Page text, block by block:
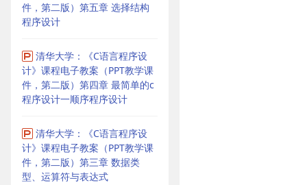
件，第二版）第五章 选择结构
程序设计
清华大学：《C语言程序设
计》课程电子教案（PPT教学课
件，第二版）第四章 最简单的c
程序设计一顺序程序设计
清华大学：《C语言程序设
计》课程电子教案（PPT教学课
件，第二版）第三章 数据类
型、运算符与表达式